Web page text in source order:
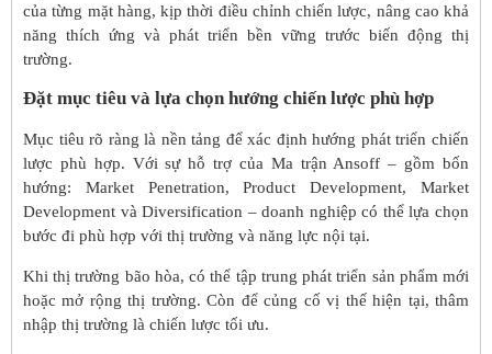
của từng mặt hàng, kịp thời điều chỉnh chiến lược, nâng cao khả
năng thích ứng và phát triển bền vững trước biến động thị
trường.
Đặt mục tiêu và lựa chọn hướng chiến lược phù hợp
Mục tiêu rõ ràng là nền tảng để xác định hướng phát triển chiến
lược phù hợp. Với sự hỗ trợ của Ma trận Ansoff – gồm bốn
hướng: Market Penetration, Product Development, Market
Development và Diversification – doanh nghiệp có thể lựa chọn
bước đi phù hợp với thị trường và năng lực nội tại.
Khi thị trường bão hòa, có thể tập trung phát triển sản phẩm mới
hoặc mở rộng thị trường. Còn để củng cố vị thế hiện tại, thâm
nhập thị trường là chiến lược tối ưu.